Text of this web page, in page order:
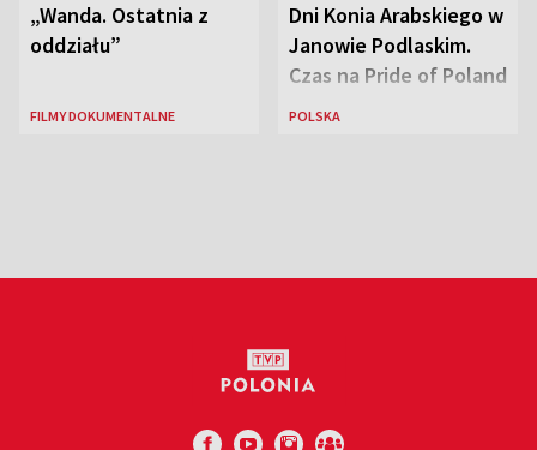
„Wanda. Ostatnia z
oddziału”
FILMY DOKUMENTALNE
Dni Konia Arabskiego w
Janowie Podlaskim.
Czas na Pride of Poland
POLSKA